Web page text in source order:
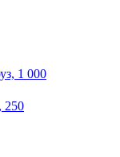
250